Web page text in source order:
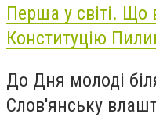
Перша у світі. Що
Конституцію
До Дня молоді
Слов'янську